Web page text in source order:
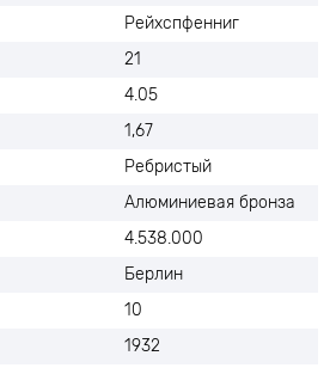
Рейхспфенниг
21
4.05
1,67
Ребристый
Алюминиевая бронза
4.538.000
Берлин
10
1932